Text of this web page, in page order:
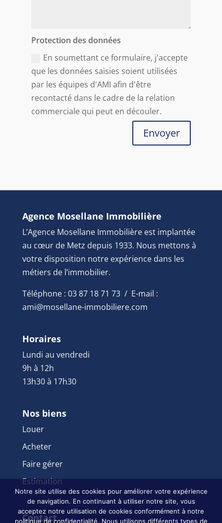
Protection des données
En soumettant ce formulaire, j'accepte
que les données saisies soient utilisées
par les équipes d'AMI afin d'être
recontacté dans le cadre de la relation
commerciale qui peut en découler.
Envoyer
Agence Mosellane Immobilière
L’Agence Mosellane Immobilière est implantée
au cœur de Metz depuis 1933. Nous mettons à
votre disposition notre expérience dans les
métiers de l’immobilier.
Téléphone : 03 87 18 71 73 / E-mail :
ami@mosellane-immobiliere.com
Horaires
Lundi au vendredi
9h à 12h
13h30 à 17h30
Nos biens
Louer
Acheter
Faire gérer
Estimation
Contact
Notre site utilise des cookies pour améliorer votre expérience
de navigation. En continuant à utiliser notre site, vous
acceptez notre utilisation de cookies conformément à notre
politique de confidentialité. Nous utilisons différents types de